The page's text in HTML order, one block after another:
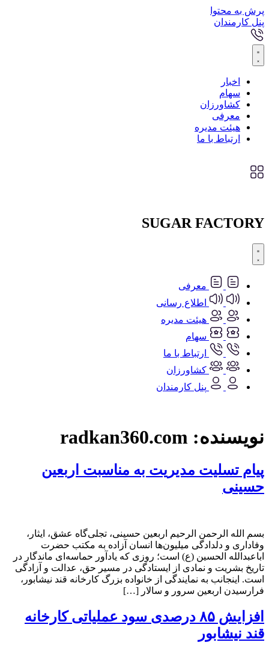
پرش به محتوا
پنل کارمندان
اخبار
سهام
کشاورزان
معرفی
هیئت مدیره
ارتباط با ما
SUGAR FACTORY
معرفی
اطلاع رسانی
هیئت مدیره
سهام
ارتباط با ما
کشاورزان
پنل کارمندان
نویسنده: radkan360.com
پیام تسلیت مدیریت به مناسبت اربعین
حسینی
بسم الله الرحمن الرحیم اربعین حسینی، تجلی‌گاه عشق، ایثار،
وفاداری و دلدادگی میلیون‌ها انسان آزاده به مکتب حضرت
اباعبدالله الحسین (ع) است؛ روزی که یادآور حماسه‌ای ماندگار در
تاریخ بشریت و نمادی از ایستادگی در مسیر حق، عدالت و آزادگی
است. اینجانب به نمایندگی از خانواده بزرگ کارخانه قند نیشابور،
فرارسیدن اربعین سرور و سالار […]
افزایش ۸۵ درصدی سود عملیاتی کارخانه
قند نیشابور